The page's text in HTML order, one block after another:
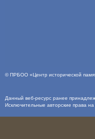
©ПРБОО «Центр исторической
Данный веб-ресурс ранее
Исключительные авторские права